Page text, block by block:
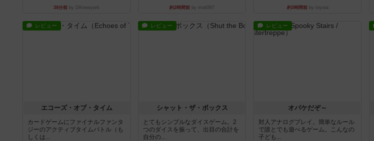
38分前 by DKnewyork 約2時間前 by mob567 約5時間前by toyota
レビュー
エコーズ・オブ・タイム
カードゲームにファイナルファンタ
ジーのアクティブタイムバトル（も
しくは...
レビュー
シャット・ザ・ボックス
とてもシンプルなダイスゲーム。2
つのダイスを振って、出目の合計を
自分の...
レビュー
オバケだぞ～
対人アナログプレイ。簡単なルール
で誰とでも遊べるゲーム。こんなの
子ども...